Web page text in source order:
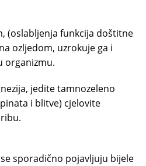
(oslabljenja funkcija doštitne
ozljedom, uzrokuje ga i
organizmu.
jedite tamnozeleno
i blitve) cjelovite
sporadično pojavljuju bijele